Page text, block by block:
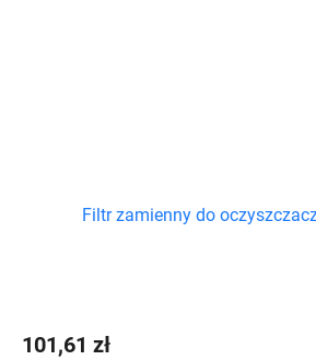
Filtr zamienny do
101,61 zł